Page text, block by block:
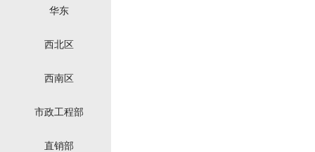
华东
西北区
西南区
市政工程部
直销部